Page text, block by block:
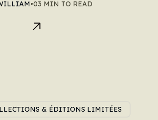
•03 MIN TO READ
& ÉDITIONS LIMITÉES